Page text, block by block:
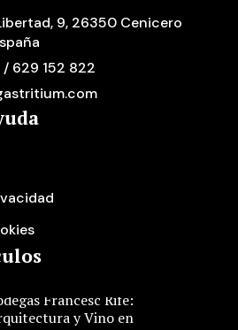
9, 26350 Cenicero
/ 629 152 822
Francesc Rifé:
y Vino en